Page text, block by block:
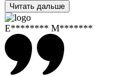
Читать дальше
Е******** М*******